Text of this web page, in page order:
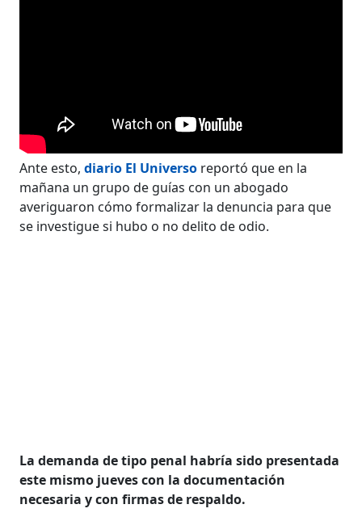
Ante esto,diario El Universo reportó que en la
mañana un grupo de guías con un abogado
averiguaron cómo formalizar la denuncia para que
se investigue si hubo o no delito de odio.
La demanda de tipo penal habría sido presentada
este mismo jueves con la documentación
necesaria y con firmas de respaldo.